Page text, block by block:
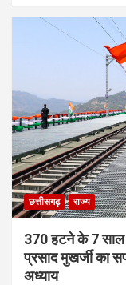
छत्तीसगढ़ राज्य
370 हटने के 7 साल
प्रसाद मुखर्जी का
अध्याय